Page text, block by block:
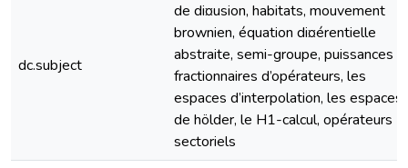
dc.subject
de di¤usion, habitats, mouvement
brownien, équation di¤érentielle
abstraite, semi-groupe, puissances
fractionnaires d’opérateurs, les
espaces d’interpolation, les espaces
de hölder, le H1-calcul, opérateurs
sectoriels